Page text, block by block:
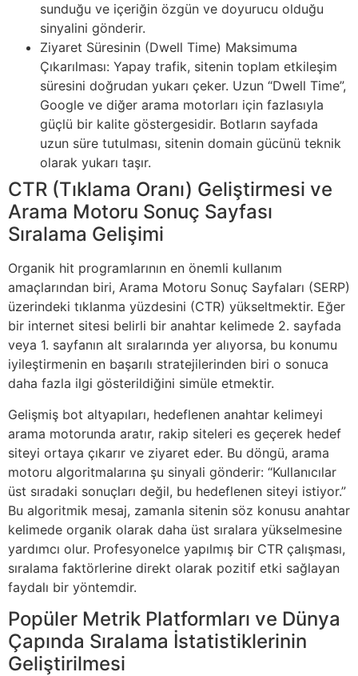
sunduğu ve içeriğin özgün ve doyurucu olduğu
sinyalini gönderir.
Ziyaret Süresinin (Dwell Time) Maksimuma
Çıkarılması: Yapay trafik, sitenin toplam etkileşim
süresini doğrudan yukarı çeker. Uzun “Dwell Time”,
Google ve diğer arama motorları için fazlasıyla
güçlü bir kalite göstergesidir. Botların sayfada
uzun süre tutulması, sitenin domain gücünü teknik
olarak yukarı taşır.
CTR (Tıklama Oranı) Geliştirmesi ve
Arama Motoru Sonuç Sayfası
Sıralama Gelişimi
Organik hit programlarının en önemli kullanım
amaçlarından biri, Arama Motoru Sonuç Sayfaları (SERP)
üzerindeki tıklanma yüzdesini (CTR) yükseltmektir. Eğer
bir internet sitesi belirli bir anahtar kelimede 2. sayfada
veya 1. sayfanın alt sıralarında yer alıyorsa, bu konumu
iyileştirmenin en başarılı stratejilerinden biri o sonuca
daha fazla ilgi gösterildiğini simüle etmektir.
Gelişmiş bot altyapıları, hedeflenen anahtar kelimeyi
arama motorunda aratır, rakip siteleri es geçerek hedef
siteyi ortaya çıkarır ve ziyaret eder. Bu döngü, arama
motoru algoritmalarına şu sinyali gönderir: “Kullanıcılar
üst sıradaki sonuçları değil, bu hedeflenen siteyi istiyor.”
Bu algoritmik mesaj, zamanla sitenin söz konusu anahtar
kelimede organik olarak daha üst sıralara yükselmesine
yardımcı olur. Profesyonelce yapılmış bir CTR çalışması,
sıralama faktörlerine direkt olarak pozitif etki sağlayan
faydalı bir yöntemdir.
Popüler Metrik Platformları ve Dünya
Çapında Sıralama İstatistiklerinin
Geliştirilmesi